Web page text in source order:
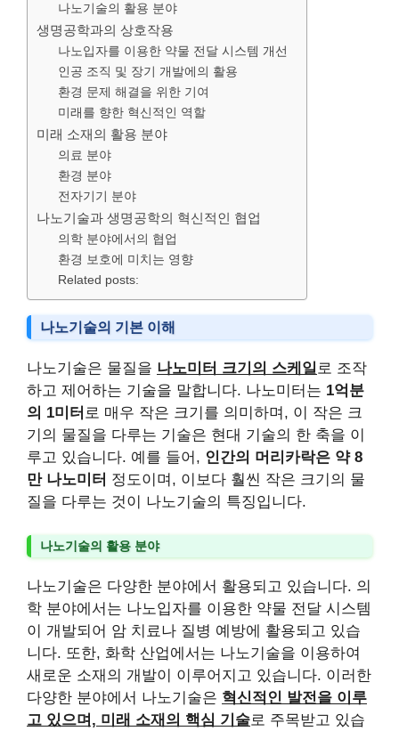
나노기술의 활용 분야
생명공학과의 상호작용
나노입자를 이용한 약물 전달 시스템 개선
인공 조직 및 장기 개발에의 활용
환경 문제 해결을 위한 기여
미래를 향한 혁신적인 역할
미래 소재의 활용 분야
의료 분야
환경 분야
전자기기 분야
나노기술과 생명공학의 혁신적인 협업
의학 분야에서의 협업
환경 보호에 미치는 영향
Related posts:
나노기술의 기본 이해
나노기술은 물질을 나노미터 크기의 스케일 로 조작
하고 제어하는 기술을 말합니다. 나노미터는 1억분
의 1미터 로 매우 작은 크기를 의미하며, 이 작은 크
기의 물질을 다루는 기술은 현대 기술의 한 축을 이
루고 있습니다. 예를 들어, 인간의 머리카락은 약 8
만 나노미터 정도이며, 이보다 훨씬 작은 크기의 물
질을 다루는 것이 나노기술의 특징입니다.
나노기술의 활용 분야
나노기술은 다양한 분야에서 활용되고 있습니다. 의
학 분야에서는 나노입자를 이용한 약물 전달 시스템
이 개발되어 암 치료나 질병 예방에 활용되고 있습
니다. 또한, 화학 산업에서는 나노기술을 이용하여
새로운 소재의 개발이 이루어지고 있습니다. 이러한
다양한 분야에서 나노기술은 혁신적인 발전을 이루
고 있으며, 미래 소재의 핵심 기술로 주목받고 있습